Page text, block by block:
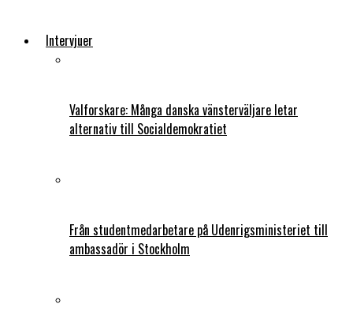
Intervjuer
Valforskare: Många danska vänsterväljare letar
alternativ till Socialdemokratiet
Från studentmedarbetare på Udenrigsministeriet till
ambassadör i Stockholm